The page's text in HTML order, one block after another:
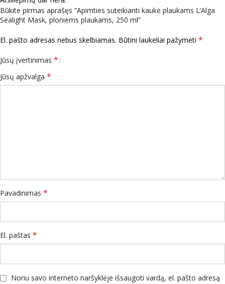
Būkite pirmas aprašęs “Apimties suteikianti kaukė plaukams L’Alga
Sealight Mask, ploniems plaukams, 250 ml”
El. pašto adresas nebus skelbiamas. Būtini laukeliai pažymėti *
Jūsų įvertinimas *
Jūsų apžvalga *
Pavadinimas *
El. paštas *
Noriu savo interneto naršyklėje išsaugoti vardą, el. pašto adresą